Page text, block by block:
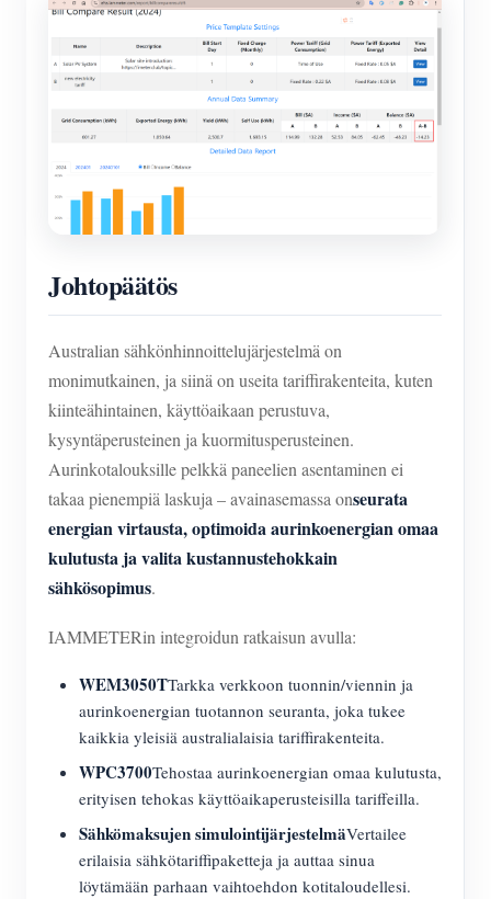
Johtopäätös
Australian sähkönhinnoittelujärjestelmä on
monimutkainen, ja siinä on useita tariffirakenteita, kuten
kiinteähintainen, käyttöaikaan perustuva,
kysyntäperusteinen ja kuormitusperusteinen.
Aurinkotalouksille pelkkä paneelien asentaminen ei
takaa pienempiä laskuja – avainasemassa onseurata
energian virtausta, optimoida aurinkoenergian omaa
kulutusta ja valita kustannustehokkain
sähkösopimus.
IAMMETERin integroidun ratkaisun avulla:
WEM3050TTarkka verkkoon tuonnin/viennin ja
aurinkoenergian tuotannon seuranta, joka tukee
kaikkia yleisiä australialaisia tariffirakenteita.
WPC3700Tehostaa aurinkoenergian omaa kulutusta,
erityisen tehokas käyttöaikaperusteisilla tariffeilla.
Sähkömaksujen simulointijärjestelmäVertailee
erilaisia sähkötariffipaketteja ja auttaa sinua
löytämään parhaan vaihtoehdon kotitaloudellesi.